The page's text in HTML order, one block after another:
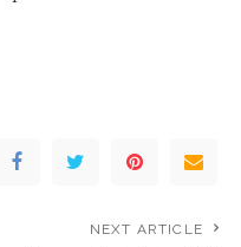
NEXT ARTICLE